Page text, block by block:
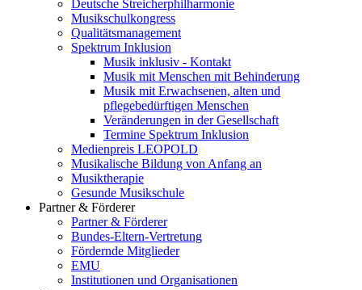
Deutsche Streicherphilharmonie
Musikschulkongress
Qualitätsmanagement
Spektrum Inklusion
Musik inklusiv - Kontakt
Musik mit Menschen mit Behinderung
Musik mit Erwachsenen, alten und
pflegebedürftigen Menschen
Veränderungen in der Gesellschaft
Termine Spektrum Inklusion
Medienpreis LEOPOLD
Musikalische Bildung von Anfang an
Musiktherapie
Gesunde Musikschule
Partner & Förderer
Partner & Förderer
Bundes-Eltern-Vertretung
Fördernde Mitglieder
EMU
Institutionen und Organisationen